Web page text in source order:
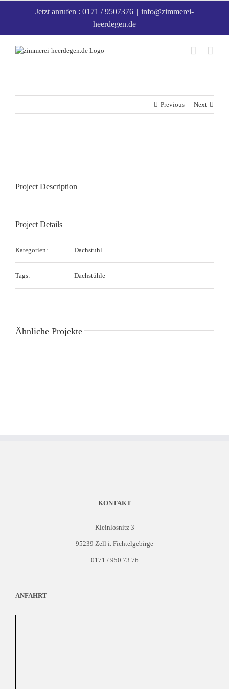
Jetzt anrufen : 0171 / 9507376 | info@zimmerei-
heerdegen.de
Previous Next
Project Description
Project Details
Kategorien: Dachstuhl
Tags: Dachstühle
Ähnliche Projekte
KONTAKT
Kleinlosnitz 3
95239 Zell i. Fichtelgebirge
0171 / 950 73 76
ANFAHRT